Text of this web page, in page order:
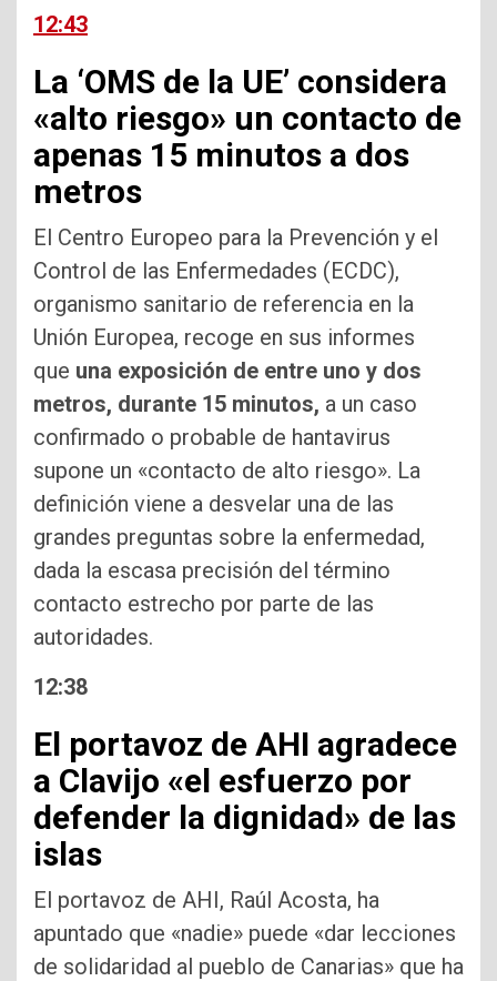
12:43
La ‘OMS de la UE’ considera
«alto riesgo» un contacto de
apenas 15 minutos a dos
metros
El Centro Europeo para la Prevención y el
Control de las Enfermedades (ECDC),
organismo sanitario de referencia en la
Unión Europea, recoge en sus informes
que una exposición de entre uno y dos
metros, durante 15 minutos, a un caso
confirmado o probable de hantavirus
supone un «contacto de alto riesgo». La
definición viene a desvelar una de las
grandes preguntas sobre la enfermedad,
dada la escasa precisión del término
contacto estrecho por parte de las
autoridades.
12:38
El portavoz de AHI agradece
a Clavijo «el esfuerzo por
defender la dignidad» de las
islas
El portavoz de AHI, Raúl Acosta, ha
apuntado que «nadie» puede «dar lecciones
de solidaridad al pueblo de Canarias» que ha